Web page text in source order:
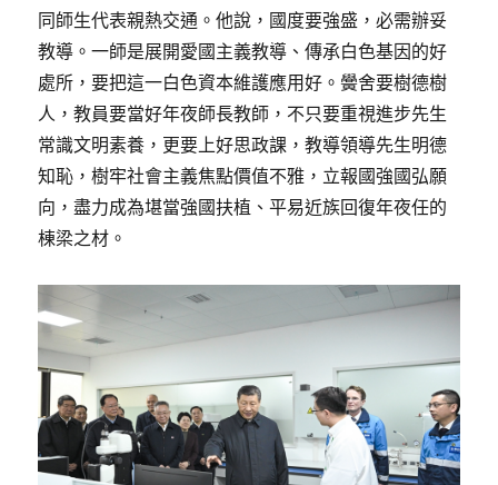
同師生代表親熱交通。他說，國度要強盛，必需辦妥
教導。一師是展開愛國主義教導、傳承白色基因的好
處所，要把這一白色資本維護應用好。黌舍要樹德樹
人，教員要當好年夜師長教師，不只要重視進步先生
常識文明素養，更要上好思政課，教導領導先生明德
知恥，樹牢社會主義焦點價值不雅，立報國強國弘願
向，盡力成為堪當強國扶植、平易近族回復年夜任的
棟梁之材。